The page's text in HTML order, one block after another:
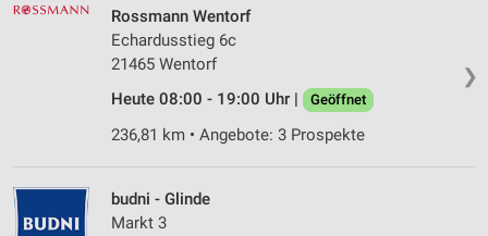
❯
Rossmann Wentorf
Echardusstieg 6c
21465 Wentorf
Heute 08:00 - 19:00 Uhr |
Geöffnet
236,81 km • Angebote: 3 Prospekte
budni - Glinde
Markt 3